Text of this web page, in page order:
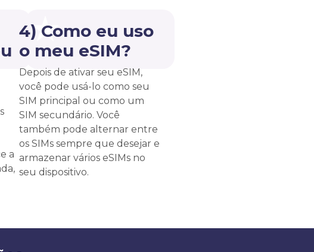
a
4) Como eu uso
o meu eSIM?
Depois de ativar seu eSIM,
você pode usá-lo como seu
SIM principal ou como um
SIM secundário. Você
também pode alternar entre
os SIMs sempre que desejar e
armazenar vários eSIMs no
seu dispositivo.